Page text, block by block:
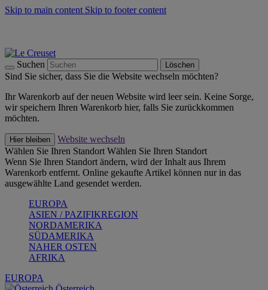
Skip to main content Skip to footer content
Suchen Löschen
Sind Sie sicher, dass Sie die Website wechseln möchten?
Ihr Warenkorb auf der neuen Website wird leer sein. Keine Sorge,
wir speichern Ihren Warenkorb hier, falls Sie zurückkommen
möchten.
Hier bleiben
Website wechseln
Wählen Sie Ihren Standort Wählen Sie Ihren Standort
Wenn Sie Ihren Standort ändern, wird der Inhalt aus Ihrem
Warenkorb entfernt. Online gekaufte Artikel können nur in das
ausgewählte Land gesendet werden.
EUROPA
ASIEN / PAZIFIKREGION
NORDAMERIKA
SÜDAMERIKA
NAHER OSTEN
AFRIKA
EUROPA